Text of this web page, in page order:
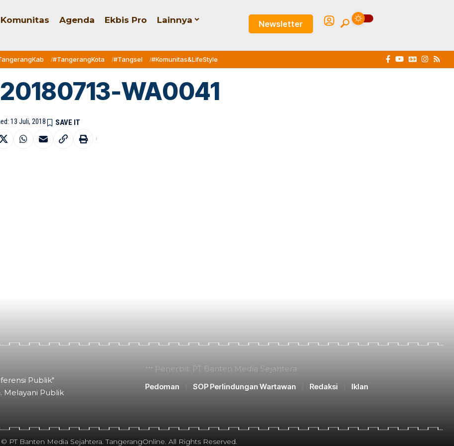
Komunitas Agenda Ekbis Pro Lainnya Newsletter
#TangerangKota #Tangsel #Komunitas&LifeStyle
WA0041
13 Juli, 2018
Publik"
Melayani Publik
Penerbit: PT Banten Media Sejahtera
Pedoman
SOP Perlindungan Wartawan Redaksi Iklan
© PT Banten Media Sejahtera. TangerangOnline. All Rights Reserved.